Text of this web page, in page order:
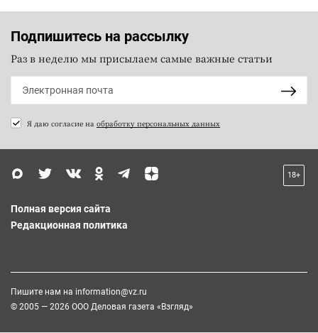
Подпишитесь на рассылку
Раз в неделю мы присылаем самые важные статьи
Я даю согласие на обработку персональных данных
18+
Полная версия сайта
Редакционная политика
Пишите нам на information@vz.ru
© 2005 — 2026 ООО Деловая газета «Взгляд»